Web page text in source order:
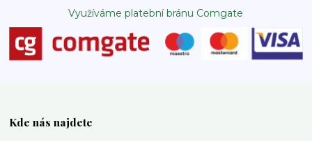
Využíváme platební bránu Comgate
Kde nás najdete